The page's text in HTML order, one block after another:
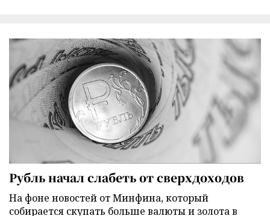
Рубль начал слабеть от сверхдоходов
На фоне новостей от Минфина, который
собирается скупать больше валюты и золота в